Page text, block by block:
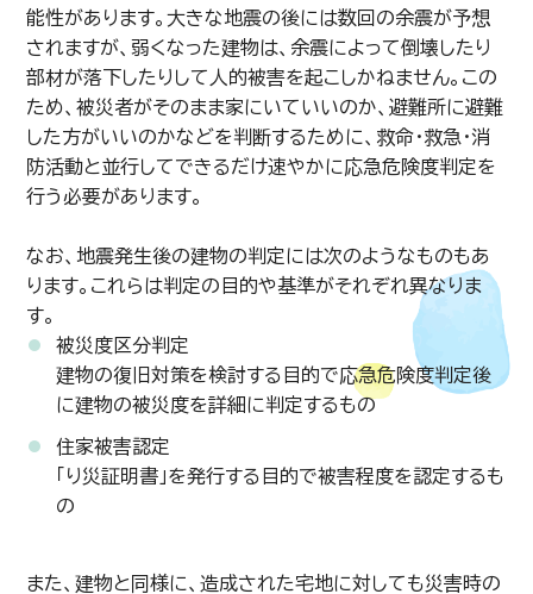
能性があります。大きな地震の後には数回の余震が予想
されますが、弱くなった建物は、余震によって倒壊したり
部材が落下したりして人的被害を起こしかねません。この
ため、被災者がそのまま家にいていいのか、避難所に避難
した方がいいのかなどを判断するために、救命・救急・消
防活動と並行してできるだけ速やかに応急危険度判定を
行う必要があります。
なお、地震発生後の建物の判定には次のようなものもあ
ります。これらは判定の目的や基準がそれぞれ異なりま
す。
被災度区分判定
建物の復旧対策を検討する目的で応急危険度判定後
に建物の被災度を詳細に判定するもの
住家被害認定
「り災証明書」を発行する目的で被害程度を認定するも
の
また、建物と同様に、造成された宅地に対しても災害時の